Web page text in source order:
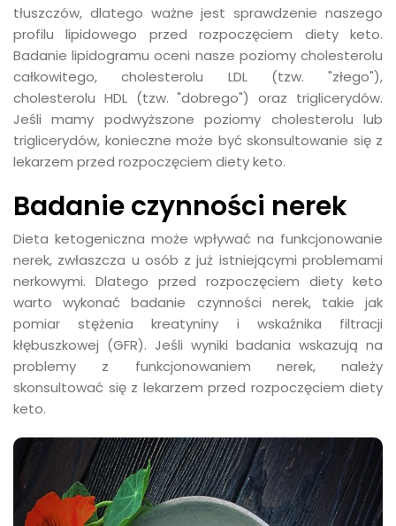
tłuszczów, dlatego ważne jest sprawdzenie naszego
profilu lipidowego przed rozpoczęciem diety keto.
Badanie lipidogramu oceni nasze poziomy cholesterolu
całkowitego, cholesterolu LDL (tzw. "złego"),
cholesterolu HDL (tzw. "dobrego") oraz triglicerydów.
Jeśli mamy podwyższone poziomy cholesterolu lub
triglicerydów, konieczne może być skonsultowanie się z
lekarzem przed rozpoczęciem diety keto.
Badanie czynności nerek
Dieta ketogeniczna może wpływać na funkcjonowanie
nerek, zwłaszcza u osób z już istniejącymi problemami
nerkowymi. Dlatego przed rozpoczęciem diety keto
warto wykonać badanie czynności nerek, takie jak
pomiar stężenia kreatyniny i wskaźnika filtracji
kłębuszkowej (GFR). Jeśli wyniki badania wskazują na
problemy z funkcjonowaniem nerek, należy
skonsultować się z lekarzem przed rozpoczęciem diety
keto.